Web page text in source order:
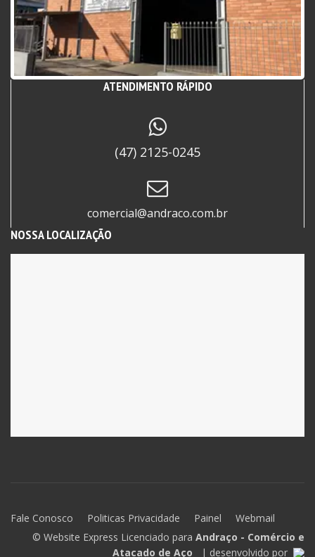
com uma grande variedades de produtos.
Localizada em Itajaí – SC e atendemos todo o
Litoral Norte de Santa Catarina.
ATENDIMENTO RÁPIDO
(47) 2125-0245
comercial@andraco.com.br
NOSSA LOCALIZAÇÃO
Fale Conosco Politicas Privacidade Painel
Webmail
© Website Express Licenciado para Andraço - Comércio e
Atacado de Aço
| desenvolvido por